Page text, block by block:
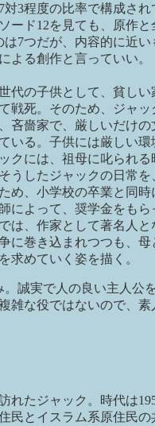
3程度の比率で構成され
ード12を見ても、原作と
7つだが、内容的に近い
よる創作と言っていい。
代の子供として、貧しい
戦死。そのため、ジャッ
吝嗇家で、厳しいだけの
いる。子供には厳しい環
クには、祖母に叱られる
うしたジャックの日常を
め、小学校の卒業と同時
によって、奨学金をもら
は、作家として著名人と
に巻き込まれつつも、母
求めていく姿を描く。
誠実で人の良い主人公
雑な役ではないので、素
れたジャック。時代は
民とイスラム系原住民の